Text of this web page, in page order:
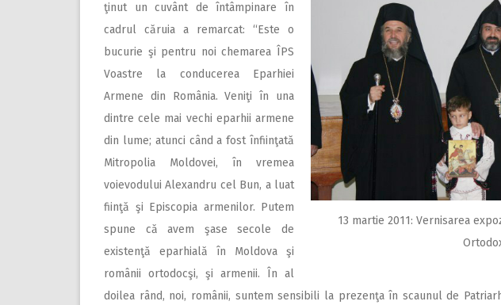
13 martie 2011: Vernisarea
ţinut un cuvânt de întâmpinare în
cadrul căruia a remarcat: “Este o
bucurie şi pentru noi chemarea ÎPS
Voastre la conducerea Eparhiei
Armene din România. Veniţi în una
dintre cele mai vechi eparhii armene
din lume; atunci când a fost înfiinţată
Mitropolia Moldovei, în vremea
voievodului Alexandru cel Bun, a luat
fiinţă şi Episcopia armenilor. Putem
spune că avem şase secole de
existenţă eparhială în Moldova şi
românii ortodocşi, şi armenii. În al
doilea rând, noi, românii, suntem sensibili la prezenţa în scaunul de